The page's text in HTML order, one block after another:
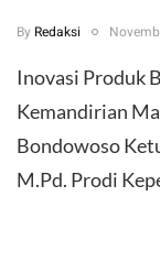
By Redaksi
Inovasi Produk
Kemandirian
Bondowoso
M.Pd. Prodi